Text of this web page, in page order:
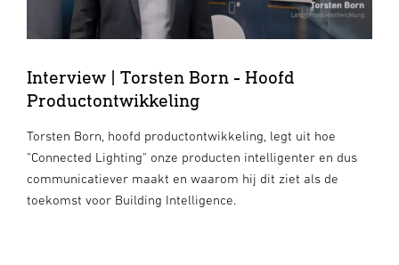
Interview | Torsten Born - Hoofd
Productontwikkeling
Torsten Born, hoofd productontwikkeling, legt uit hoe
"Connected Lighting" onze producten intelligenter en dus
communicatiever maakt en waarom hij dit ziet als de
toekomst voor Building Intelligence.